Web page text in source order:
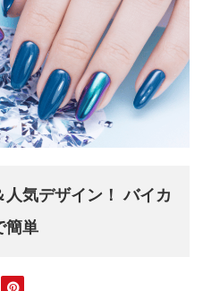
人気デザイン！ バイカ
簡単